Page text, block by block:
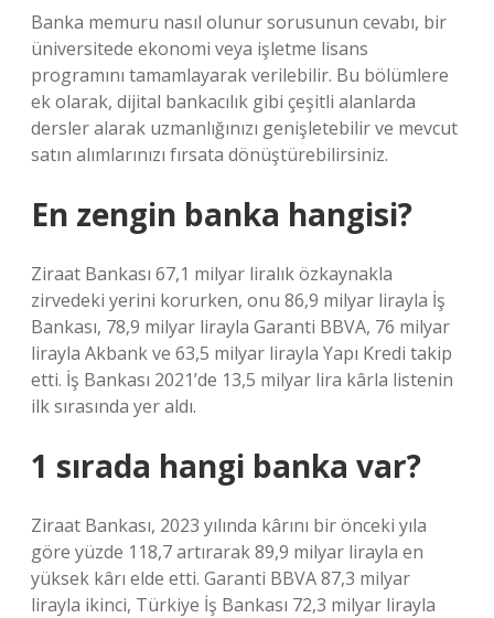
Banka memuru nasıl olunur sorusunun cevabı, bir
üniversitede ekonomi veya işletme lisans
programını tamamlayarak verilebilir. Bu bölümlere
ek olarak, dijital bankacılık gibi çeşitli alanlarda
dersler alarak uzmanlığınızı genişletebilir ve mevcut
satın alımlarınızı fırsata dönüştürebilirsiniz.
En zengin banka hangisi?
Ziraat Bankası 67,1 milyar liralık özkaynakla
zirvedeki yerini korurken, onu 86,9 milyar lirayla İş
Bankası, 78,9 milyar lirayla Garanti BBVA, 76 milyar
lirayla Akbank ve 63,5 milyar lirayla Yapı Kredi takip
etti. İş Bankası 2021’de 13,5 milyar lira kârla listenin
ilk sırasında yer aldı.
1 sırada hangi banka var?
Ziraat Bankası, 2023 yılında kârını bir önceki yıla
göre yüzde 118,7 artırarak 89,9 milyar lirayla en
yüksek kârı elde etti. Garanti BBVA 87,3 milyar
lirayla ikinci, Türkiye İş Bankası 72,3 milyar lirayla